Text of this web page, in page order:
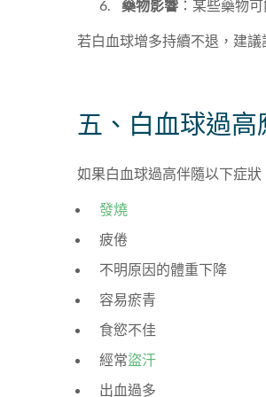
藥物影響 ：某些藥物
若白血球增多持續不退，建
五、白血球過
如果白血球過高伴隨以下症狀
發燒
疲倦
不明原因的體重下降
容易瘀青
食慾不佳
經常盜汗
出血過多